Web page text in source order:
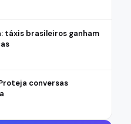
táxis brasileiros ganham
conversas